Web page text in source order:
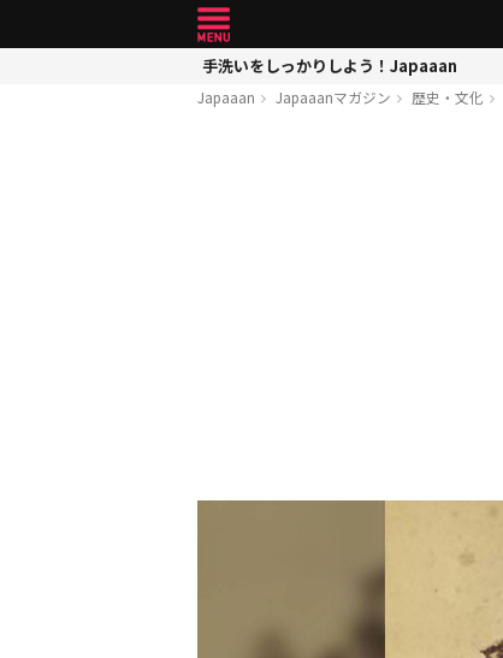
手洗いをしっかりしよう！Japaaan
Japaaan Japaaanマガジン 歴史・文化